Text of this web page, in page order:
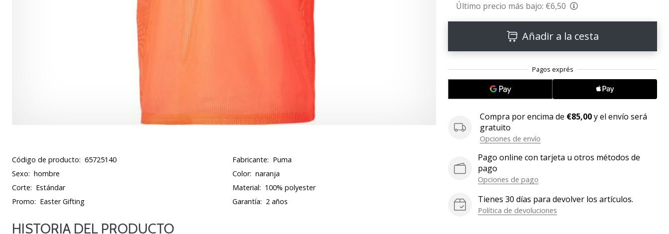
Último precio más bajo: €6,50
Añadir a la cesta
Compra por encima de €85,00y el envío será
gratuito
Opciones de envío
Pago online con tarjeta u otros métodos de
pago
Opciones de pago
Tienes 30 días para devolver los artículos.
Política de devoluciones
Código de producto: 65725140 Fabricante: Puma
Sexo: hombre Color: naranja
Corte: Estándar Material: 100% polyester
Promo: Easter Gifting Garantía: 2 años
HISTORIA DEL PRODUCTO